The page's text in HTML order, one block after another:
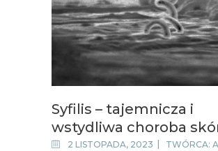
Syfilis – tajemnicza i
wstydliwa choroba
2 LISTOPADA, 2023 TWÓRCA: